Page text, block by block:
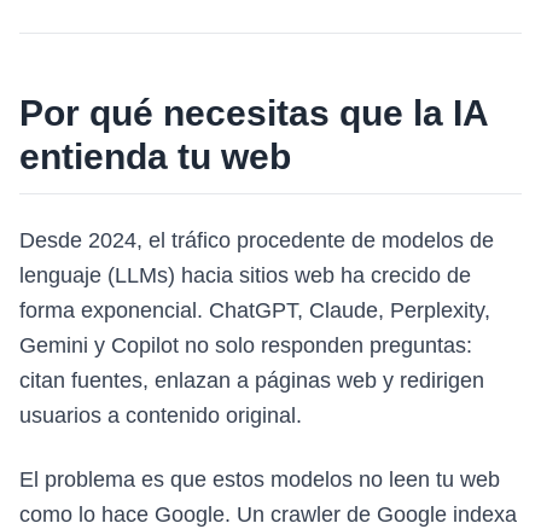
Por qué necesitas que la IA
entienda tu web
Desde 2024, el tráfico procedente de modelos de
lenguaje (LLMs) hacia sitios web ha crecido de
forma exponencial. ChatGPT, Claude, Perplexity,
Gemini y Copilot no solo responden preguntas:
citan fuentes, enlazan a páginas web y redirigen
usuarios a contenido original.
El problema es que estos modelos no leen tu web
como lo hace Google. Un crawler de Google indexa